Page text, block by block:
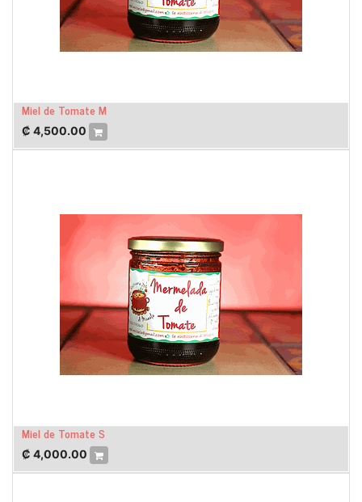
Miel de Tomate M
₡ 4,500.00
Miel de Tomate S
₡ 4,000.00